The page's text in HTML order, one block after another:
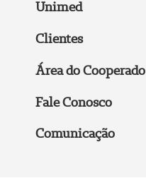
Unimed
Clientes
Área do Cooperado
Fale Conosco
Comunicação